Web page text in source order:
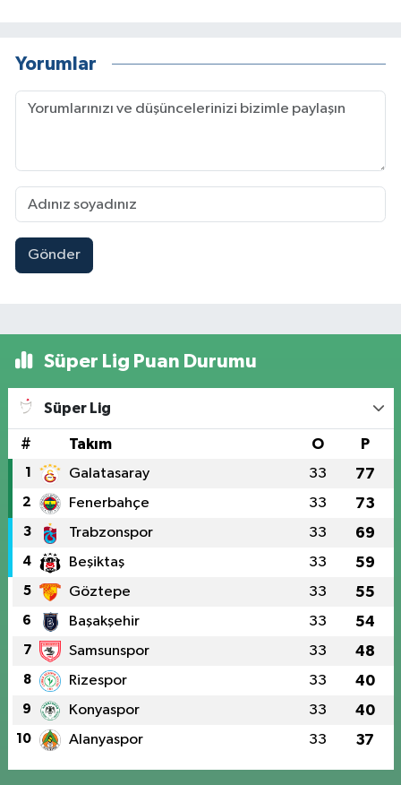
Yorumlar
Gönder
Süper Lig Puan Durumu
Süper Lig
# Takım O P
1 Galatasaray 33 77
2 Fenerbahçe 33 73
3 Trabzonspor 33 69
4 Beşiktaş 33 59
5 Göztepe 33 55
6 Başakşehir 33 54
7 Samsunspor 33 48
8 Rizespor 33 40
9 Konyaspor 33 40
10 Alanyaspor 33 37